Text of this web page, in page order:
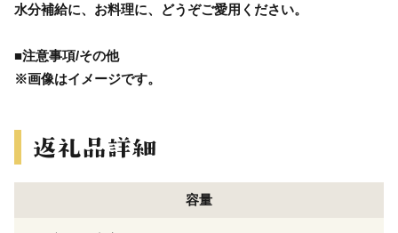
水分補給に、お料理に、どうぞご愛用ください。
■注意事項/その他
※画像はイメージです。
容量